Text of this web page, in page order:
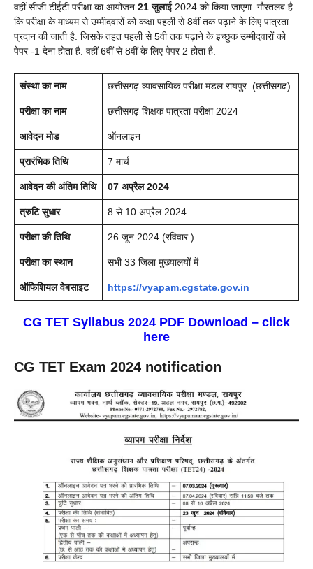
वहीं सीजी टीईटी परीक्षा का आयोजन 21 जुलाई2024 को किया जाएगा. गौरतलब है
कि परीक्षा के माध्यम से उम्मीदवारों को कक्षा पहली से 8वीं तक पढ़ाने के लिए पात्रता
प्रदान की जाती है. जिसके तहत पहली से 5वी तक पढ़ाने के इच्छुक उम्मीदवारों को
पेपर -1 देना होता है. वहीं 6वीं से 8वीं के लिए पेपर 2 होता है.
संस्था का नाम छत्तीसगढ़ व्यावसायिक परीक्षा मंडल रायपुर (छत्तीसगढ)
परीक्षा का नाम छत्तीसगढ़ शिक्षक पात्रता परीक्षा 2024
आवेदन मोड ऑनलाइन
प्रारंभिक तिथि 7 मार्च
आवेदन की अंतिम तिथि 07 अप्रैल 2024
त्रुटि सुधार 8 से 10 अप्रैल 2024
परीक्षा की तिथि 26 जून 2024 (रविवार )
परीक्षा का स्थान सभी 33 जिला मुख्यालयों में
ऑफिशियल वेबसाइट https://vyapam.cgstate.gov.in
CG TET Syllabus 2024 PDF Download – click
here
CG TET Exam 2024 notification